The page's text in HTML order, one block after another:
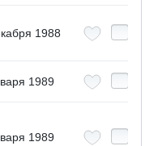
1988
1989
1989